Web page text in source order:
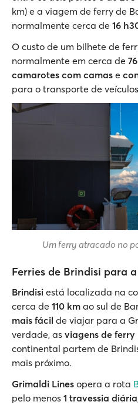
km) e a viagem de ferry de
normalmente cerca de 16
O custo de um bilhete de
normalmente em cerca de
camarotes com camas e
para o transporte de
Um ferry atracado no
Ferries de Brindisi para
Brindisi está localizada na
cerca de 110 km ao sul de
mais fácil de viajar para a
verdade, as viagens de ferry
continental partem de
mais próximo.
Grimaldi Lines opera a rota
pelo menos 1 travessia diária